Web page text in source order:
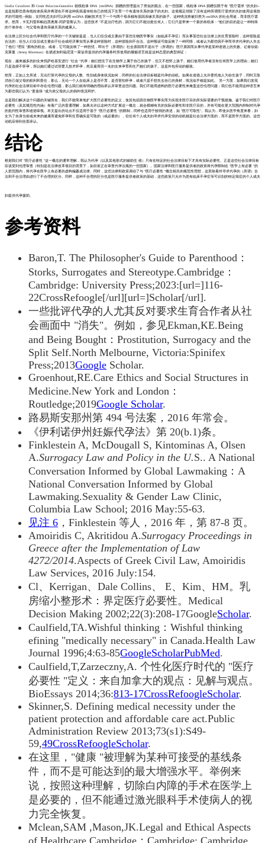
Giulia Cavaliere 和 Cesár Palacios-González 就线粒体 DNA（mtDNA）捐赠的管理提出了类似的观点，在一些国家，线粒体 DNA 捐赠仅限于有 "医疗需求 "的夫妇--
这是指那些患有线粒体疾病并希望在不将这种疾病遗传给自己的情况下生育一个有遗传关系的孩子的夫妇。这项规定排除了没有这种所谓医疗需求的夫妇使用这项技
术的可能性--例如，女同性恋夫妇可以利用 mtDNA 捐献技术生下一个与两个母亲都有基因亲缘关系的孩子。这种情况将被归类为 mtDNA 的社会用途，而非医疗需
求。然而，卡瓦列雷和帕拉西奥斯-冈萨雷斯认为，这些技术 "不是治疗性的，因为它们不能治愈任何人；它们只是带来一个新的有机体："他们的目的是让一种特殊
的个体存在：与父母有遗传亲缘关系的健康人。
在法律上区分社会代孕和医疗代孕的一个关键前提是，当人们仅仅或主要由于某些生物医学事实（如临床不孕症）而从事某些社会法律上的生育冒险时，这种冒险是
合法的，但当人们仅仅或主要由于社会或经济事实而从事这种冒险时，这种冒险则不合法。这种预设可能反映了一种同情，或者认为那些因不孕而寻求代孕的人失去
了他们 "理应 "拥有的机会。或者，它可能反映了一种担忧，即出于（所谓的）社会原因而不是出于（所谓的）医疗原因而从事代孕是某种道德上的失败。记者珍妮-
克莱曼（Jenny Kleeman）在描述加利福尼亚一家诊所提供的代孕服务时所使用的揶揄语言就是这种态度的典型例证：
现在，越来越多的妇女来找萨哈基安进行 "社会 "代孕：她们想生下在生物学上属于自己的孩子，但又不想怀上孩子。她们使用代孕者没有任何医学上的理由；她们
只是选择不怀孕，所以她们通过试管婴儿技术怀孕，然后雇用另一名妇女来孕育和生产她们的孩子。这是外包劳动的极致。
然而，正如上文所述，无论打算代孕的父母的人数、性别或身体状况如何，同样的社会法律目标都是代孕的动机。如果在道德上允许委托他人为你生孩子，同时又取
消自己做父母的权利和责任，那么，无论一个人在临床上是否不育，是否害怕怀孕，或者只是不想失去自己的身材，情况似乎都是如此。 另一方面，如果我们发现
代孕的社会法律目标中存在伦理问题，那么我们就有明确的理由承认并审查这些问题。我们不能用虚构的医疗必要性来掩盖这些伦理问题；我们也不能用这种语言来
为那些我们认为 "更值得 "成为准父母的人的例外情况辩护。
这是我们解决这个问题的关键所在，我们不能简单地扩大医疗必要性的定义，使其包括因生物医学事实而为实现非医疗目的所实际需要的干预措施。鉴于我们对医疗
必要性（及其规范性内涵）有着广泛的普通理解，如果允许以这种方式扩展这一概念，就会模糊有关的实际必要性和非医疗目的，并有可能在更大范围内抑制对代孕
的批判性审查和道德审视。本文提出的论点不仅适用于基于 "医疗必要性 "的限制，同样也适用于较弱的表述，如 "医疗可取性"。我认为，即使从医学角度来看，妇
女为了自身当前或未来的健康而避免怀孕和生育确实是可取的（或必要的），但任何个人或夫妇寻求代孕安排的动机都是社会法律方面的，而不是医学方面的。这些
动机应得到全面承认。
结论
根据我们对 "医疗必要性 "这一概念的通常理解，我认为代孕（以及其他形式的辅助生 殖）只有在特定的社会法律目标下才具有实际必要性。正是这些社会法律目标
应该受到伦理审查（特别是在法律改革项目的背景下，如目前正在审查代孕法规的一些国家）。国家法律和医疗服务提供者的政策将代孕限制在 "医学上有必要 "的
人群范围内，将代孕在医学上有必要的虚构编纂成法律。同时，这些法律和政策调动了与 "医疗必要性 "概念相关的规范性理想，这意味着对寻求代孕的（所谓）合
法和不合法理由进行了不合理的区分。同样，这种不合理的区分也是医疗服务提供者政策的基础，这些政策只允许为患有临床不孕症等可识别的特定病症的个人或夫
妇提供代孕援助。
参考资料
Baron,T. The Philosopher's Guide to Parenthood：
Storks, Surrogates and Stereotype.Cambridge：
Cambridge: University Press;2023:[url=]116-
22CrossRefoogle[/url][url=]Scholar[/url].
一些批评代孕的人尤其反对要求生育合作者从社
会画面中 "消失"。例如，参见Ekman,KE.Being
and Being Bought：Prostitution, Surrogacy and the
Split Self.North Melbourne, Victoria:Spinifex
Press;2013Google Scholar.
Groenhout,RE.Care Ethics and Social Structures in
Medicine.New York and London：
Routledge;2019Google Scholar.
路易斯安那州第 494 号法案，2016 年常会。
《伊利诺伊州妊娠代孕法》第 20(b.1)条。
Finklestein A, McDougall S, Kintominas A, Olsen
A.Surrogacy Law and Policy in the U.S.. A National
Conversation Informed by Global Lawmaking：A
National Conversation Informed by Global
Lawmaking.Sexuality & Gender Law Clinic,
Columbia Law School; 2016 May:55-63.
见注 6 ，Finklestein 等人，2016 年，第 87-8 页。
Amoiridis C, Akritidou A.Surrogacy Proceedings in
Greece after the Implementation of Law
4272/2014.Aspects of Greek Civil Law, Amoiridis
Law Services, 2016 July:154.
Cl、Kerrigan、Dale Collins、 E、Kim、HM。乳
房缩小整形术：界定医疗必要性。Medical
Decision Making 2002;22(3):208-17GoogleScholar.
Caulfield,TA.Wishful thinking：Wishful thinking
efining "medically necessary" in Canada.Health Law
Journal 1996;4:63-85GoogleScholarPubMed.
Caulfield,T,Zarzeczny,A. 个性化医疗时代的 "医疗
必要性 "定义：来自加拿大的观点：见解与观点。
BioEssays 2014;36:813-17CrossRefoogleScholar.
Skinner,S. Defining medical necessity under the
patient protection and affordable care act.Public
Administration Review 2013;73(s1):S49-
59,49CrossRefoogleScholar.
在这里，"健康 "被理解为某种可接受的基线条
件，而不是可能达到的最大增强水平。举例来
说，按照这种理解，切除白内障的手术在医学上
是必要的，但不能通过激光眼科手术使病人的视
力完全恢复。
Mclean,SAM ,Mason,JK.Legal and Ethical Aspects